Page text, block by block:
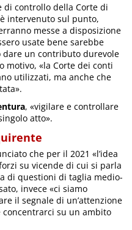
di controllo della Corte di
intervenuto sul punto,
messe a disposizione
usate bene sarebbe
dare un contributo durevole
motivo, «la Corte dei conti
utilizzati, ma anche che
, «vigilare e controllare
atto».
che per il 2021 «l’idea
su vicende di cui si parla
di questioni di taglia medio-
invece «ci siamo
il segnale di un’attenzione
su un ambito